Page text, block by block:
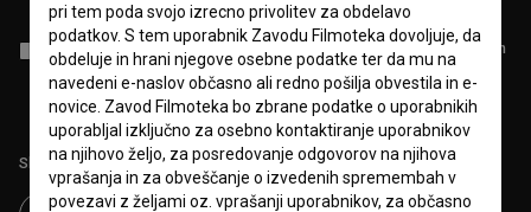
Sprejemam splošne pogoje in dajem soglasje
za zbiranje, hrambo in
obdelavo osebnih podatkov.
Sledite nam na:
pri tem poda svojo izrecno privolitev za obdelavo
podatkov. S tem uporabnik Zavodu Filmoteka dovoljuje, da
obdeluje in hrani njegove osebne podatke ter da mu na
navedeni e-naslov občasno ali redno pošilja obvestila in e-
novice. Zavod Filmoteka bo zbrane podatke o uporabnikih
uporabljal izključno za osebno kontaktiranje uporabnikov
na njihovo željo, za posredovanje odgovorov na njihova
vprašanja in za obveščanje o izvedenih spremembah v
povezavi z željami oz. vprašanji uporabnikov, za občasno